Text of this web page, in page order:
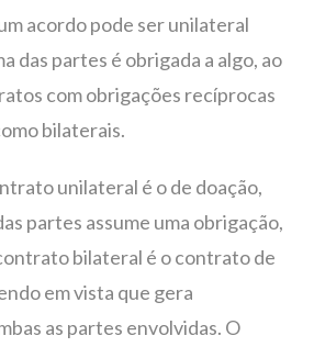
acordo pode ser unilateral
das partes é obrigada a algo, ao
com obrigações recíprocas
bilaterais.
unilateral é o de doação,
partes assume uma obrigação,
bilateral é o contrato de
em vista que gera
as partes envolvidas. O